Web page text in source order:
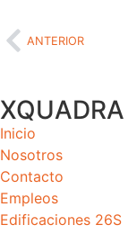
ANTERIOR
XQUADRA
Inicio
Nosotros
Contacto
Empleos
Edificaciones 26S